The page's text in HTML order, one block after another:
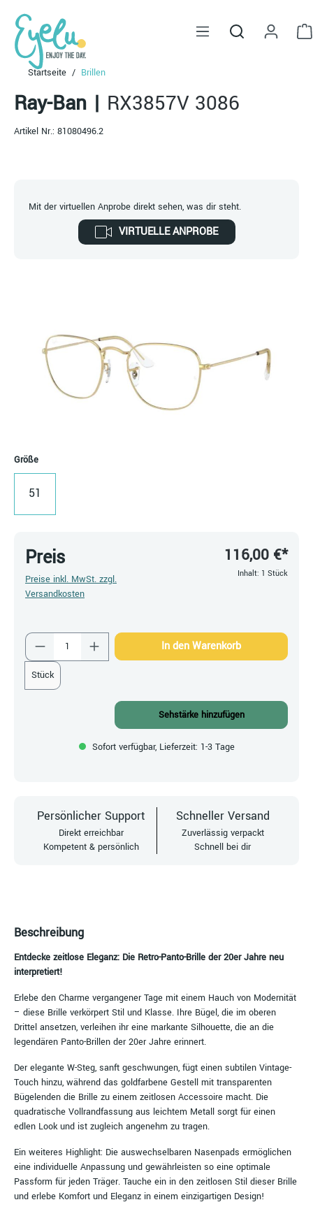
springen
Startseite Brillen
Ray-Ban | RX3857V 3086
Artikel Nr.: 81080496.2
Mit der virtuellen Anprobe direkt sehen, was dir steht.
VIRTUELLE ANPROBE
Größeauswählen
51
Preis
Preise inkl. MwSt. zzgl.
Versandkosten
116,00 €*
Inhalt: 1 Stück
Produkt Anzahl: Gib den gewünschten Wert
Stück
In den Warenkorb
Sehstärke hinzufügen
Sofort verfügbar, Lieferzeit: 1-3 Tage
Persönlicher Support
Direkt erreichbar
Kompetent & persönlich
Schneller Versand
Zuverlässig verpackt
Schnell bei dir
Beschreibung
Entdecke zeitlose Eleganz: Die Retro-Panto-Brille der 20er Jahre neu
interpretiert!
Erlebe den Charme vergangener Tage mit einem Hauch von Modernität
– diese Brille verkörpert Stil und Klasse. Ihre Bügel, die im oberen
Drittel ansetzen, verleihen ihr eine markante Silhouette, die an die
legendären Panto-Brillen der 20er Jahre erinnert.
Der elegante W-Steg, sanft geschwungen, fügt einen subtilen Vintage-
Touch hinzu, während das goldfarbene Gestell mit transparenten
Bügelenden die Brille zu einem zeitlosen Accessoire macht. Die
quadratische Vollrandfassung aus leichtem Metall sorgt für einen
edlen Look und ist zugleich angenehm zu tragen.
Ein weiteres Highlight: Die auswechselbaren Nasenpads ermöglichen
eine individuelle Anpassung und gewährleisten so eine optimale
Passform für jeden Träger. Tauche ein in den zeitlosen Stil dieser Brille
und erlebe Komfort und Eleganz in einem einzigartigen Design!